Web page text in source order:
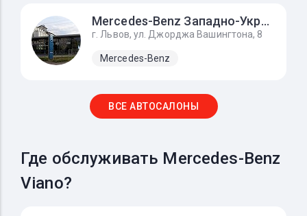
Mercedes-Benz Западно-Украинский Автомобильный Дом
г. Львов, ул. Джорджа Вашингтона, 8
Mercedes-Benz
ВСЕ АВТОСАЛОНЫ
Где обслуживать Mercedes-Benz
Viano?